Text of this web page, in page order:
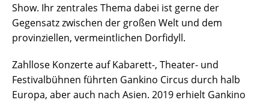
Show. Ihr zentrales Thema dabei ist gerne der
Gegensatz zwischen der großen Welt und dem
provinziellen, vermeintlichen Dorfidyll.
Zahllose Konzerte auf Kabarett-, Theater- und
Festivalbühnen führten Gankino Circus durch halb
Europa, aber auch nach Asien. 2019 erhielt Gankino